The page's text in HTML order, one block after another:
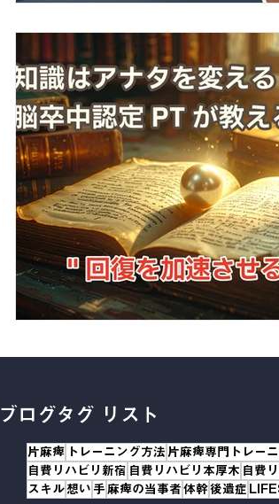
ブログタグ リスト
片麻痺 トレーニング方法 片麻痺専門トレー
自費リハビリ新宿 自費リハビリ本厚木 自費
スキル 想い 手 麻痺の当事者 体幹後遺症